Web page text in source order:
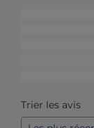
Trier les avis